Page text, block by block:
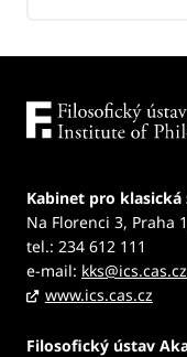
Kabinet pro klasická
Na Florenci 3, Praha
tel.: 234 612 111
e-mail: kks@ics.cas.cz
www.ics.cas.cz
Filosofický ústav